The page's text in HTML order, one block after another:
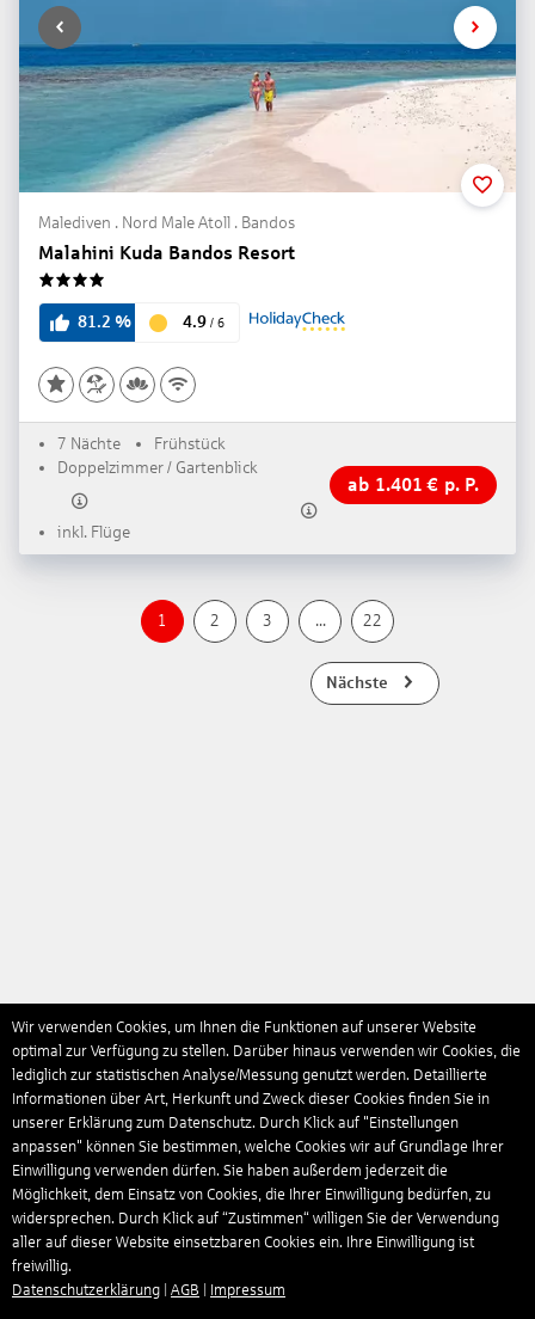
Malediven . Nord Male Atoll . Bandos
Malahini Kuda Bandos Resort
81.2 % 4.9 / 6
7 Nächte
Frühstück
Doppelzimmer / Gartenblick
inkl. Flüge
ab 1.401 € p. P.
1 2 3 ... 22
Nächste
Wir verwenden Cookies, um Ihnen die Funktionen auf unserer Website
optimal zur Verfügung zu stellen. Darüber hinaus verwenden wir Cookies, die
lediglich zur statistischen Analyse/Messung genutzt werden. Detaillierte
Informationen über Art, Herkunft und Zweck dieser Cookies finden Sie in
unserer Erklärung zum Datenschutz. Durch Klick auf "Einstellungen
anpassen" können Sie bestimmen, welche Cookies wir auf Grundlage Ihrer
Einwilligung verwenden dürfen. Sie haben außerdem jederzeit die
Möglichkeit, dem Einsatz von Cookies, die Ihrer Einwilligung bedürfen, zu
widersprechen. Durch Klick auf “Zustimmen“ willigen Sie der Verwendung
aller auf dieser Website einsetzbaren Cookies ein. Ihre Einwilligung ist
freiwillig.
Datenschutzerklärung
AGB Impressum